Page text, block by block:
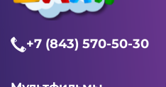
+7 (843) 570-50-30